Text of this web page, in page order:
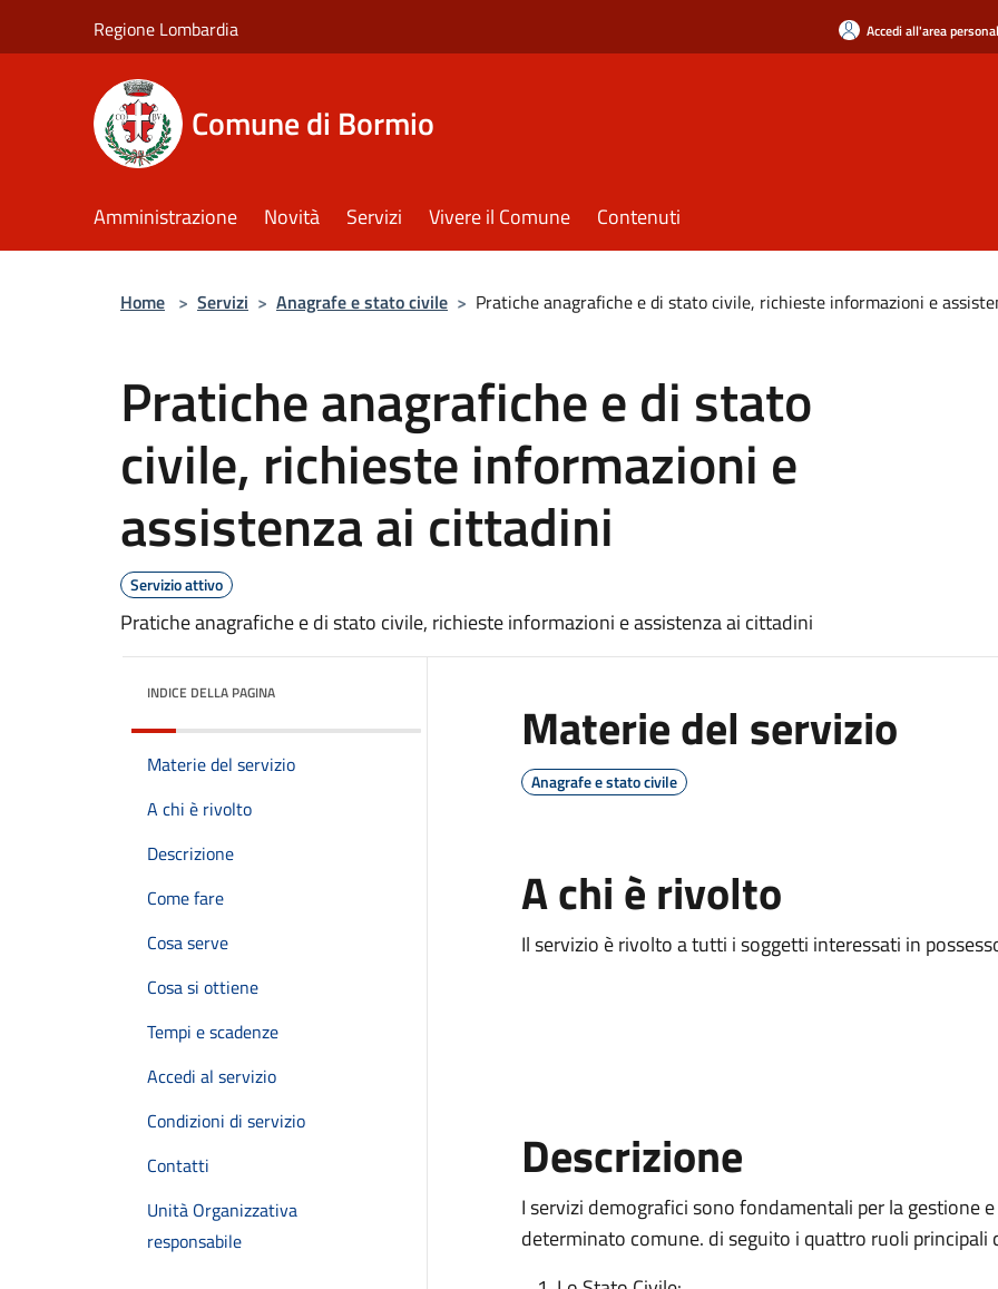
Regione Lombardia Accedi all'area
Comune di Bormio
Amministrazione Novità Servizi Vivere il Comune Contenuti
Home > Servizi > Anagrafe e stato civile > Pratiche anagrafiche e di stato civile, richieste informazioni e
Pratiche anagrafiche e di stato
civile, richieste informazioni e
assistenza ai cittadini
Servizio attivo
Pratiche anagrafiche e di stato civile, richieste informazioni e assistenza ai cittadini
INDICE DELLA PAGINA
Materie del servizio
A chi è rivolto
Descrizione
Come fare
Cosa serve
Cosa si ottiene
Tempi e scadenze
Accedi al servizio
Condizioni di servizio
Contatti
Unità Organizzativa
responsabile
Materie del servizio
Anagrafe e stato civile
A chi è rivolto
Il servizio è rivolto a tutti i soggetti interessati in
Descrizione
I servizi demografici sono fondamentali per la gestione
determinato comune. di seguito i quattro ruoli